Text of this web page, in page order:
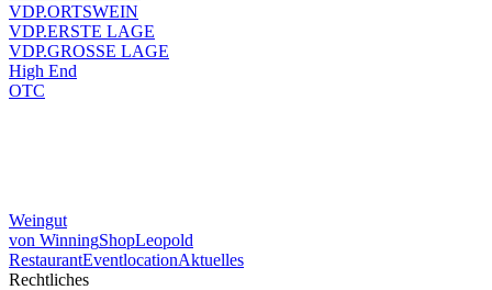
VDP.ORTSWEIN
VDP.ERSTE LAGE
VDP.GROSSE LAGE
High End
OTC
Weingut
von WinningShopLeopold
RestaurantEventlocationAktuelles
Rechtliches